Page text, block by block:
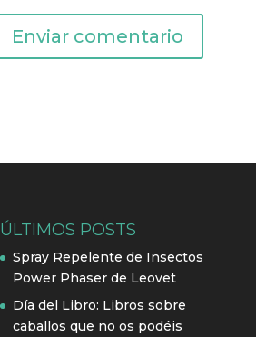
ÚLTIMOS POSTS
Spray Repelente de Insectos
Power Phaser de Leovet
Día del Libro: Libros sobre
caballos que no os podéis